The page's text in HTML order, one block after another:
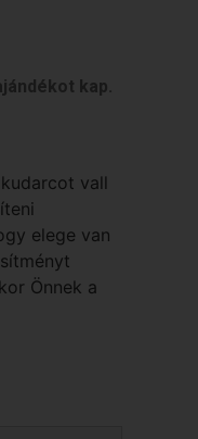
kap.
vall
elege van
Önnek a